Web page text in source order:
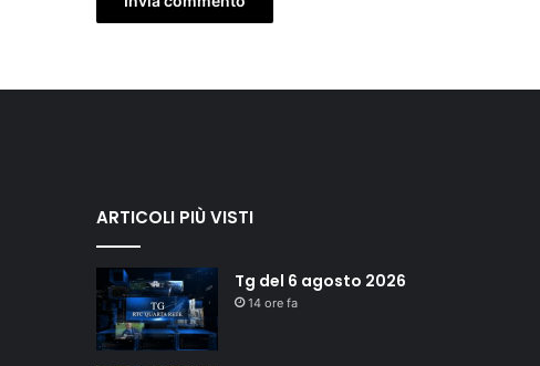
ARTICOLI PIÙ VISTI
Tg del 6 agosto 2026
14 ore fa